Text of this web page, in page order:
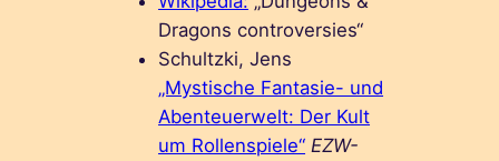
Dragons controversies“
Schultzki, Jens
„Mystische Fantasie- und
Abenteuerwelt: Der Kult
um Rollenspiele“ EZW-